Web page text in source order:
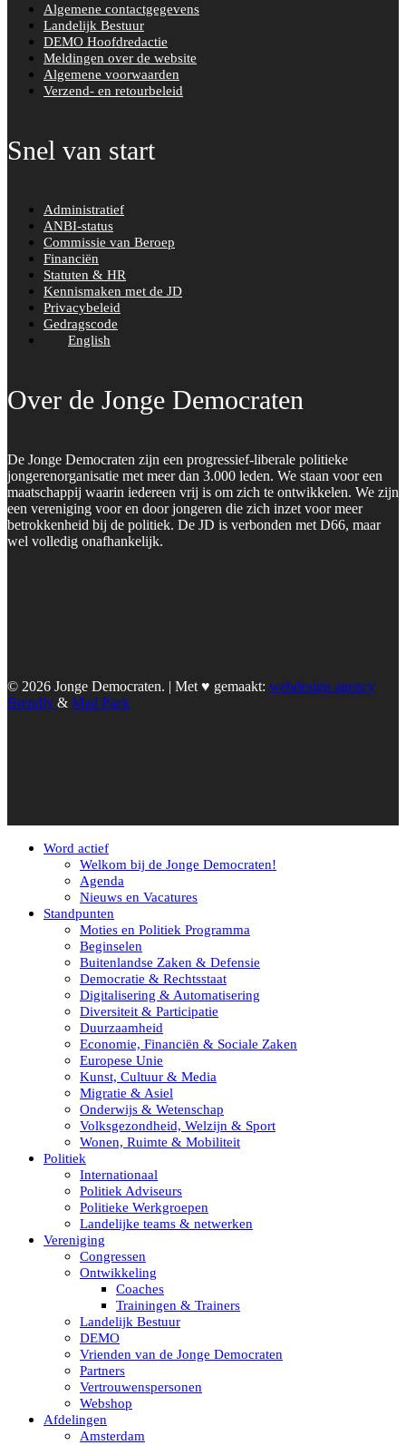
Algemene contactgegevens
Landelijk Bestuur
DEMO Hoofdredactie
Meldingen over de website
Algemene voorwaarden
Verzend- en retourbeleid
Snel van start
Administratief
ANBI-status
Commissie van Beroep
Financiën
Statuten & HR
Kennismaken met de JD
Privacybeleid
Gedragscode
English
Over de Jonge Democraten
De Jonge Democraten zijn een progressief-liberale politieke
jongerenorganisatie met meer dan 3.000 leden. We staan voor een
maatschappij waarin iedereen vrij is om zich te ontwikkelen. We zijn
een vereniging voor en door jongeren die zich inzet voor meer
betrokkenheid bij de politiek. De JD is verbonden met D66, maar
wel volledig onafhankelijk.
© 2026 Jonge Democraten. | Met ♥︎ gemaakt: webdesign agency
Brendly & Mad Pack
Word actief
Welkom bij de Jonge Democraten!
Agenda
Nieuws en Vacatures
Standpunten
Moties en Politiek Programma
Beginselen
Buitenlandse Zaken & Defensie
Democratie & Rechtsstaat
Digitalisering & Automatisering
Diversiteit & Participatie
Duurzaamheid
Economie, Financiën & Sociale Zaken
Europese Unie
Kunst, Cultuur & Media
Migratie & Asiel
Onderwijs & Wetenschap
Volksgezondheid, Welzijn & Sport
Wonen, Ruimte & Mobiliteit
Politiek
Internationaal
Politiek Adviseurs
Politieke Werkgroepen
Landelijke teams & netwerken
Vereniging
Congressen
Ontwikkeling
Coaches
Trainingen & Trainers
Landelijk Bestuur
DEMO
Vrienden van de Jonge Democraten
Partners
Vertrouwenspersonen
Webshop
Afdelingen
Amsterdam